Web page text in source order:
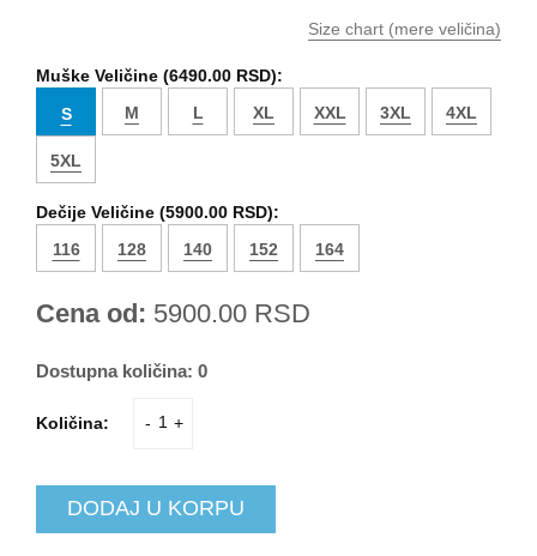
Size chart (mere veličina)
Muške Veličine (6490.00 RSD):
S
M L XL XXL 3XL 4XL
5XL
Dečije Veličine (5900.00 RSD):
116
128 140 152 164
Cena od: 5900.00 RSD
Dostupna količina: 0
Količina: - +
DODAJ U KORPU